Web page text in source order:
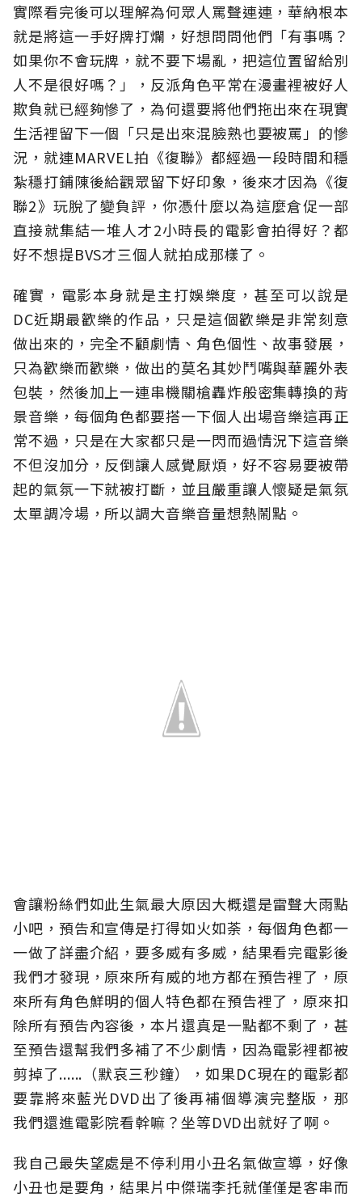
實際看完後可以理解為何眾人罵聲連連，華納根本
就是將這一手好牌打爛，好想問問他們「有事嗎？
如果你不會玩牌，就不要下場亂，把這位置留給別
人不是很好嗎？」，反派角色平常在漫畫裡被好人
欺負就已經夠慘了，為何還要將他們拖出來在現實
生活裡留下一個「只是出來混臉熟也要被罵」的慘
況，就連MARVEL拍《復聯》都經過一段時間和穩
紮穩打鋪陳後給觀眾留下好印象，後來才因為《復
聯2》玩脫了變負評，你憑什麼以為這麼倉促一部
直接就集結一堆人才2小時長的電影會拍得好？都
好不想提BVS才三個人就拍成那樣了。
確實，電影本身就是主打娛樂度，甚至可以說是
DC近期最歡樂的作品，只是這個歡樂是非常刻意
做出來的，完全不顧劇情、角色個性、故事發展，
只為歡樂而歡樂，做出的莫名其妙鬥嘴與華麗外表
包裝，然後加上一連串機關槍轟炸般密集轉換的背
景音樂，每個角色都要搭一下個人出場音樂這再正
常不過，只是在大家都只是一閃而過情況下這音樂
不但沒加分，反倒讓人感覺厭煩，好不容易要被帶
起的氣氛一下就被打斷，並且嚴重讓人懷疑是氣氛
太單調冷場，所以調大音樂音量想熱鬧點。
會讓粉絲們如此生氣最大原因大概還是雷聲大雨點
小吧，預告和宣傳是打得如火如荼，每個角色都一
一做了詳盡介紹，要多威有多威，結果看完電影後
我們才發現，原來所有威的地方都在預告裡了，原
來所有角色鮮明的個人特色都在預告裡了，原來扣
除所有預告內容後，本片還真是一點都不剩了，甚
至預告還幫我們多補了不少劇情，因為電影裡都被
剪掉了......（默哀三秒鐘），如果DC現在的電影都
要靠將來藍光DVD出了後再補個導演完整版，那
我們還進電影院看幹嘛？坐等DVD出就好了啊。
我自己最失望處是不停利用小丑名氣做宣導，好像
小丑也是要角，結果片中傑瑞李托就僅僅是客串而